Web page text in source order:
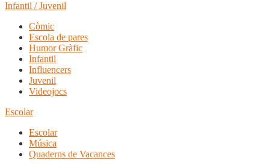
Infantil / Juvenil
Còmic
Escola de pares
Humor Gràfic
Infantil
Influencers
Juvenil
Videojocs
Escolar
Escolar
Música
Quaderns de Vacances